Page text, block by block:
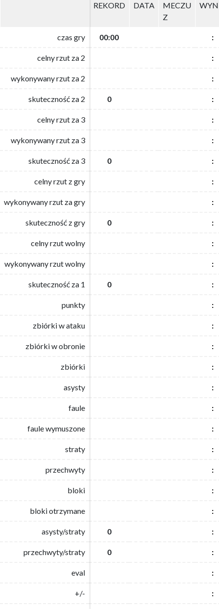
REKORD DATA
MECZU
Z
czas gry 00:00 :
celny rzut za 2 :
wykonywany rzut za 2 :
skuteczność za 2 0 :
celny rzut za 3 :
wykonywany rzut za 3 :
skuteczność za 3 0 :
celny rzut z gry :
wykonywany rzut za gry :
skuteczność z gry 0 :
celny rzut wolny :
wykonywany rzut wolny :
skuteczność za 1 0 :
punkty :
zbiórki w ataku :
zbiórki w obronie :
zbiórki :
asysty :
faule :
faule wymuszone :
straty :
przechwyty :
bloki :
bloki otrzymane :
asysty/straty 0 :
przechwyty/straty 0 :
eval :
+/- :
REKORD DATA
MECZU
Z
czas gry 00:00 :
celny rzut za 2 :
wykonywany rzut za 2 :
skuteczność za 2 0 :
celny rzut za 3 :
wykonywany rzut za 3 :
skuteczność za 3 0 :
celny rzut z gry :
wykonywany rzut za gry :
skuteczność z gry 0 :
celny rzut wolny :
wykonywany rzut wolny :
skuteczność za 1 0 :
punkty :
zbiórki w ataku :
zbiórki w obronie :
zbiórki :
asysty :
faule :
faule wymuszone :
straty :
przechwyty :
bloki :
bloki otrzymane :
asysty/straty 0 :
przechwyty/straty 0 :
eval :
+/- :